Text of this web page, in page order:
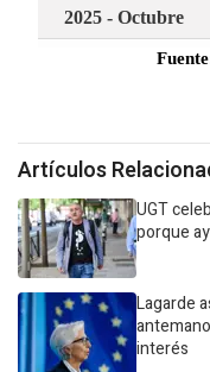
Artículos
UGT
porque
Lagarde
interés